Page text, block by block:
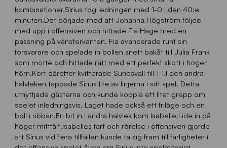
kombinationer.Sirius tog ledningen med 1-0 i den 40:e
minuten.Det började med att Johanna Högström följde
med upp i offensiven och hittade Fia Hage med en
passning på vänsterkanten. Fia avancerade runt sin
försvarare och spelade in bollen snett bakåt till Julia Frank
som mötte och hittade rätt med ett perfekt skott i höger
hörn.Kort därefter kvitterade Sundsvall till 1-1.I den andra
halvleken tappade Sirius lite av linjerna i sitt spel. Detta
utnyttjade gästerna och kunde koppla ett litet grepp om
spelet inledningsvis. Laget hade också ett friläge och en
boll i ribban.En bit in i andra halvlek kom Isabelle Lide in på
höger mittfält.Isabelles fart och rörelse i offensiven gjorde
att Sirius vid flera tillfällen kunde ta sig fram till farligheter i